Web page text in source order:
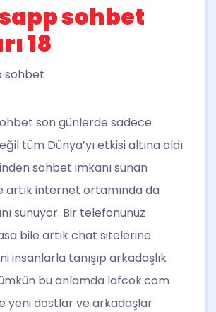
sohbet
18
son günlerde sadece
tüm Dünya’yı etkisi altına aldı
sohbet imkanı sunan
artık internet ortamında da
sunuyor. Bir telefonunuz
bile artık chat sitelerine
insanlarla tanışıp arkadaşlık
bu anlamda lafcok.com
yeni dostlar ve arkadaşlar